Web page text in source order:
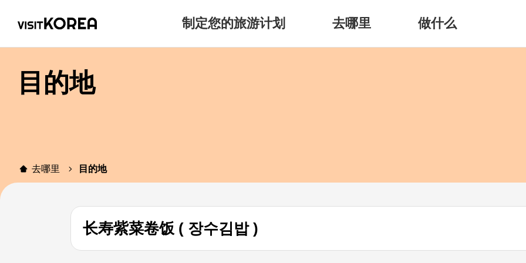
制定您的旅游计划 去哪里 做什么
目的地
去哪里 目的地
长寿紫菜卷饭 ( 장수김밥 )